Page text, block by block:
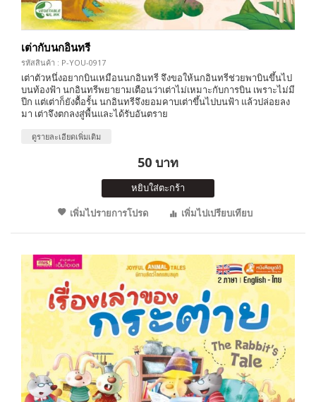
เต่ากับนกอินทรี
รหัสสินค้า : P-YOU-0917
เต่าตัวหนึ่งอยากบินเหมือนนกอินทรี จึงขอให้นกอินทรีช่วยพาบินขึ้นไป
บนท้องฟ้า นกอินทรีพยายามเตือนว่าเต่าไม่เหมาะกับการบิน เพราะไม่มี
ปีก แต่เต่าก็ยังดื้อรั้น นกอินทรีจึงยอมคาบเต่าขึ้นไปบนฟ้า แล้วปล่อยลง
มา เต่าจึงตกลงสู่พื้นและได้รับอันตราย
ดูรายละเอียดเพิ่มเติม
50 บาท
หยิบใส่ตะกร้า
เพิ่มไปรายการโปรด
เพิ่มไปเปรียบเทียบ